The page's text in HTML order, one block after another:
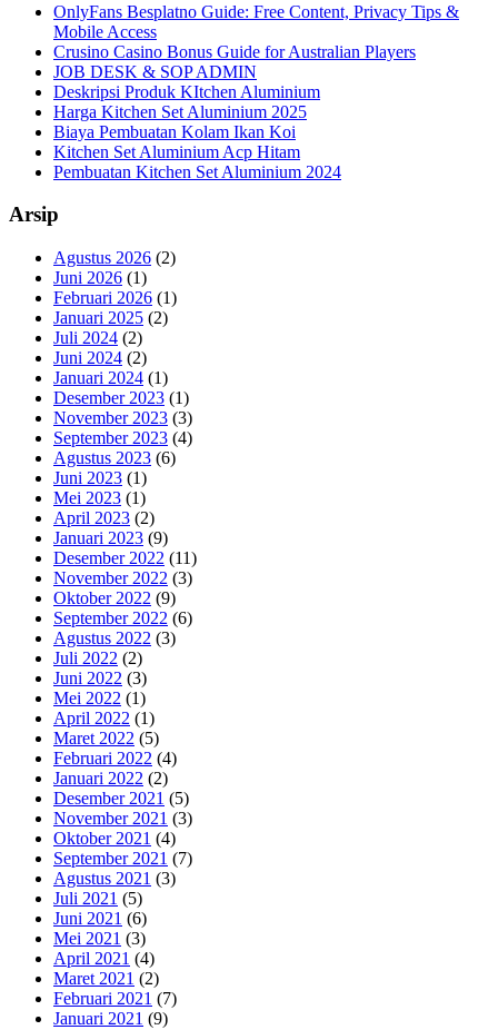
OnlyFans Besplatno Guide: Free Content, Privacy Tips &
Mobile Access
Crusino Casino Bonus Guide for Australian Players
JOB DESK & SOP ADMIN
Deskripsi Produk KItchen Aluminium
Harga Kitchen Set Aluminium 2025
Biaya Pembuatan Kolam Ikan Koi
Kitchen Set Aluminium Acp Hitam
Pembuatan Kitchen Set Aluminium 2024
Arsip
Agustus 2026 (2)
Juni 2026 (1)
Februari 2026 (1)
Januari 2025 (2)
Juli 2024 (2)
Juni 2024 (2)
Januari 2024 (1)
Desember 2023 (1)
November 2023 (3)
September 2023 (4)
Agustus 2023 (6)
Juni 2023 (1)
Mei 2023 (1)
April 2023 (2)
Januari 2023 (9)
Desember 2022 (11)
November 2022 (3)
Oktober 2022 (9)
September 2022 (6)
Agustus 2022 (3)
Juli 2022 (2)
Juni 2022 (3)
Mei 2022 (1)
April 2022 (1)
Maret 2022 (5)
Februari 2022 (4)
Januari 2022 (2)
Desember 2021 (5)
November 2021 (3)
Oktober 2021 (4)
September 2021 (7)
Agustus 2021 (3)
Juli 2021 (5)
Juni 2021 (6)
Mei 2021 (3)
April 2021 (4)
Maret 2021 (2)
Februari 2021 (7)
Januari 2021 (9)